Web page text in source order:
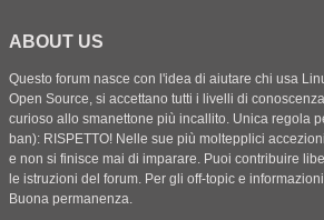
ABOUT US
Questo forum nasce con l'idea di aiutare chi usa
Open Source, si accettano tutti i livelli di
curioso allo smanettone più incallito. Unica regola
ban): RISPETTO! Nelle sue più moltepplici
e non si finisce mai di imparare. Puoi contribuire
le istruzioni del forum. Per gli off-topic e
Buona permanenza.